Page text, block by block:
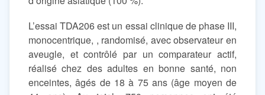
L’essai TDA206 est un essai clinique de phase III,
monocentrique, , randomisé, avec observateur en
aveugle, et contrôlé par un comparateur actif,
réalisé chez des adultes en bonne santé, non
enceintes, âgés de 18 à 75 ans (âge moyen de